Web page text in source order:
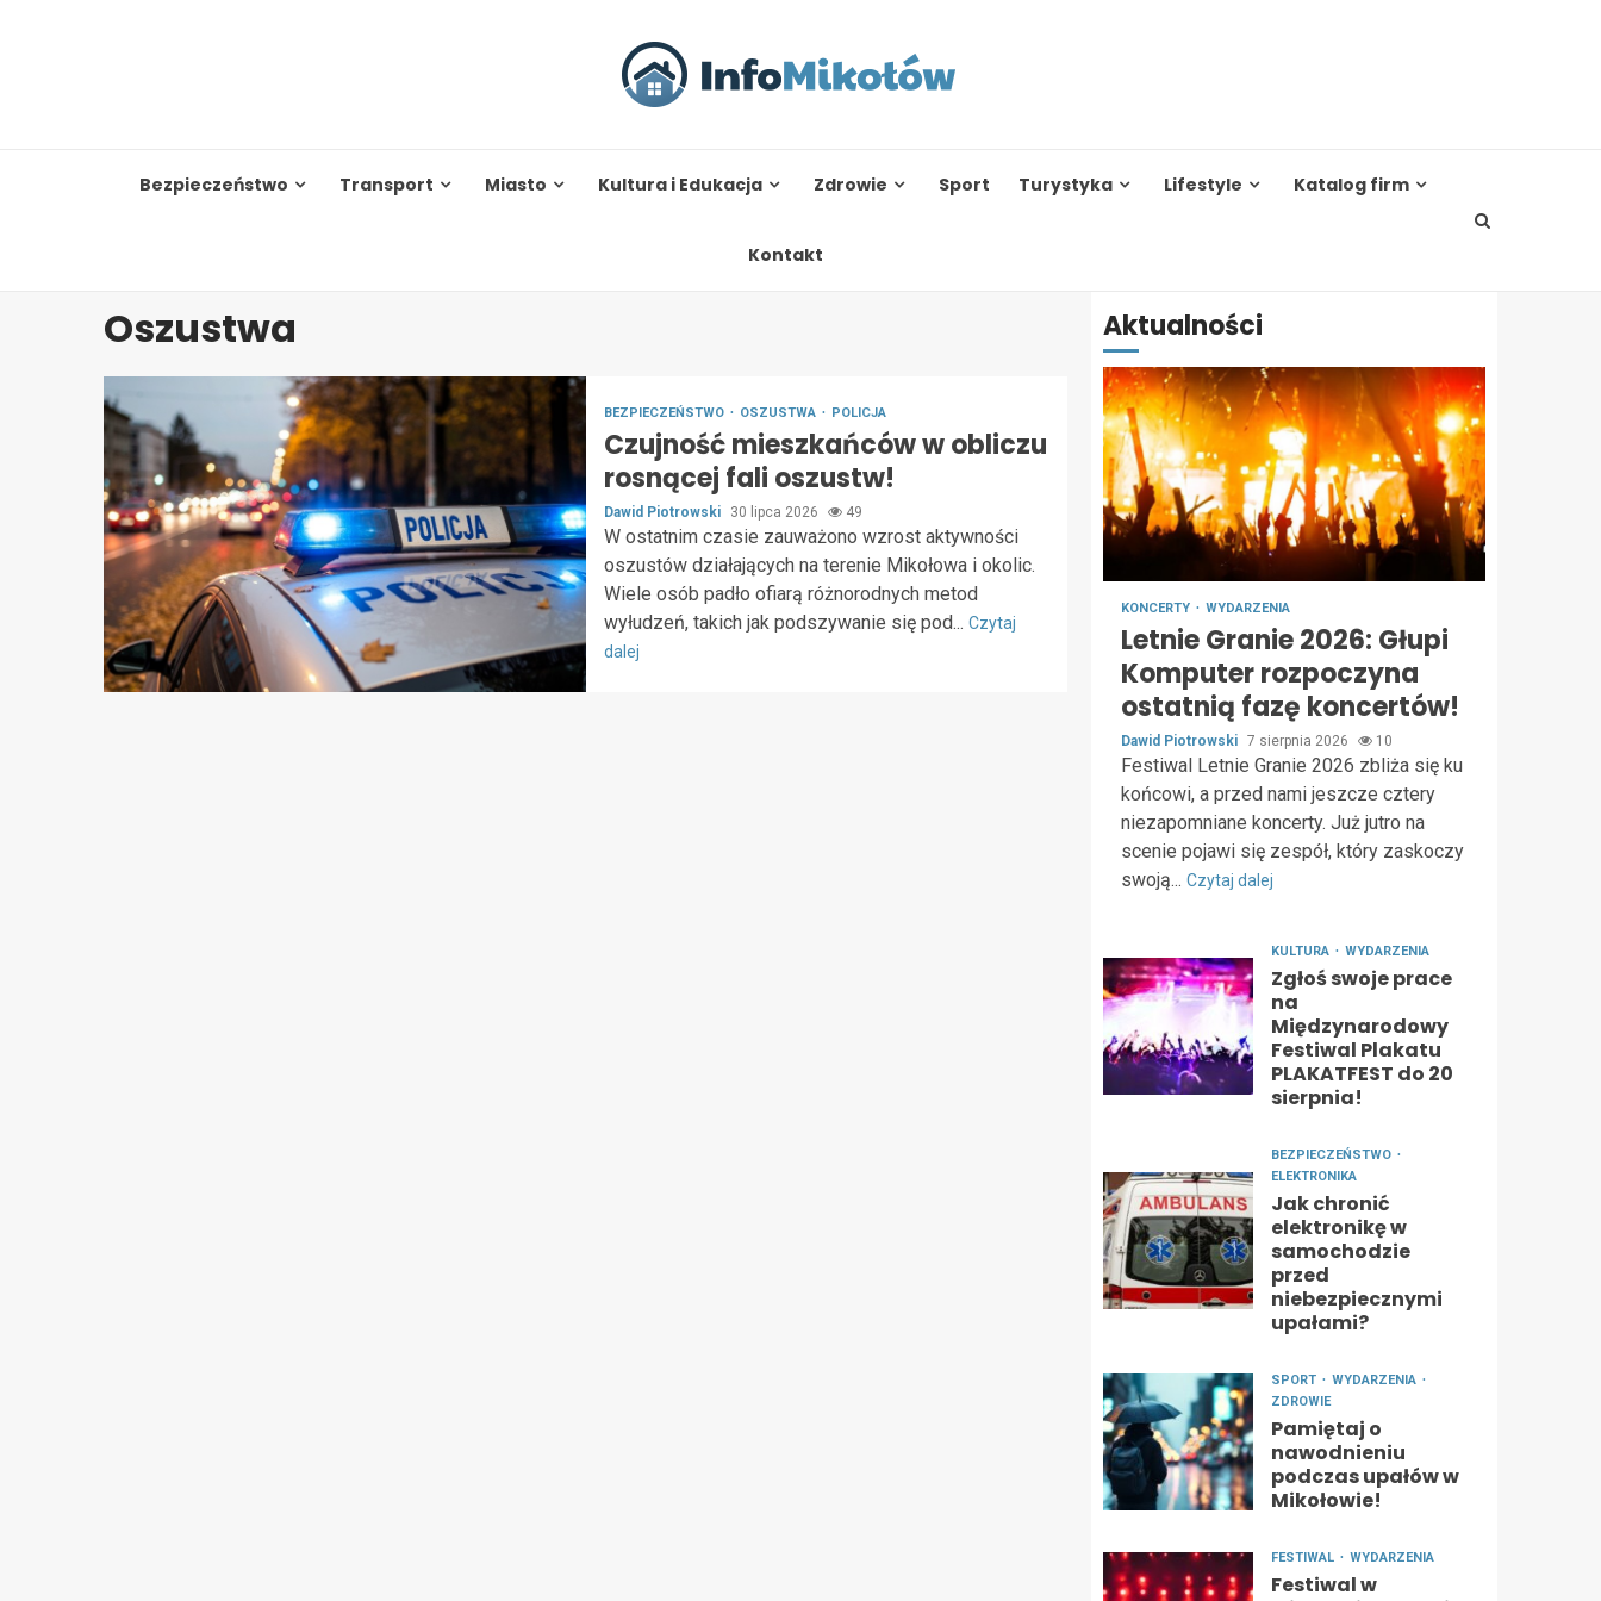
Bezpieczeństwo Transport Miasto Kultura i Edukacja Zdrowie Sport Turystyka Lifestyle Katalog firm
Kontakt
Oszustwa
BEZPIECZEŃSTWO OSZUSTWA POLICJA
Czujność mieszkańców w obliczu
rosnącej fali oszustw!
Dawid Piotrowski 30 lipca 2026 49
W ostatnim czasie zauważono wzrost aktywności
oszustów działających na terenie Mikołowa i okolic.
Wiele osób padło ofiarą różnorodnych metod
wyłudzeń, takich jak podszywanie się pod... Czytaj
dalej
Aktualności
KONCERTY WYDARZENIA
Letnie Granie 2026: Głupi
Komputer rozpoczyna
ostatnią fazę koncertów!
Dawid Piotrowski 7 sierpnia 2026 10
Festiwal Letnie Granie 2026 zbliża się ku
końcowi, a przed nami jeszcze cztery
niezapomniane koncerty. Już jutro na
scenie pojawi się zespół, który zaskoczy
swoją... Czytaj dalej
KULTURA WYDARZENIA
Zgłoś swoje prace
na
Międzynarodowy
Festiwal Plakatu
PLAKATFEST do 20
sierpnia!
BEZPIECZEŃSTWO
ELEKTRONIKA
Jak chronić
elektronikę w
samochodzie
przed
niebezpiecznymi
upałami?
SPORT
WYDARZENIA
ZDROWIE
Pamiętaj o
nawodnieniu
podczas upałów w
Mikołowie!
FESTIWAL WYDARZENIA
Festiwal w